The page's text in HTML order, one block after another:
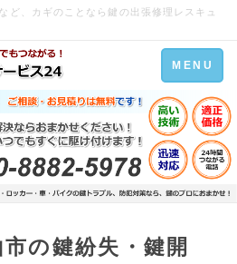
ど、カギのことなら鍵の出張修理レスキュ
Toggle
navigation
MENU
の鍵紛失・鍵開